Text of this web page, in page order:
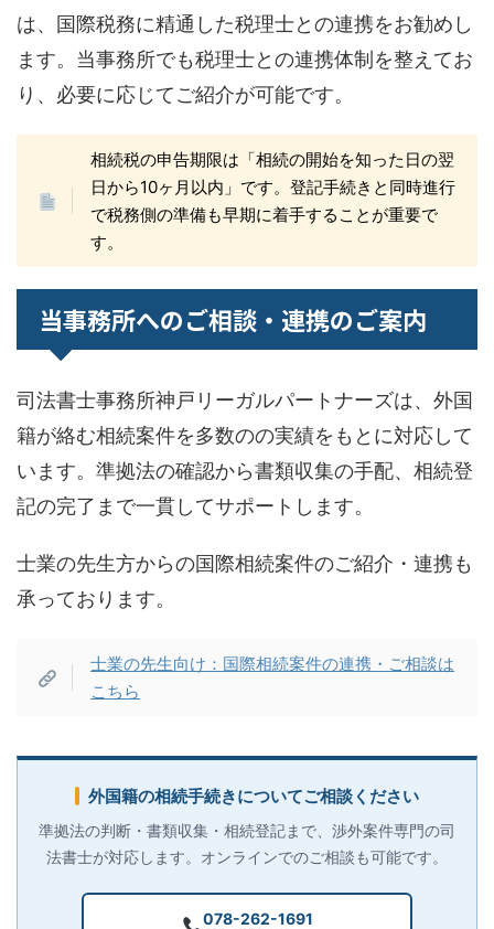
は、国際税務に精通した税理士との連携をお勧めし
ます。当事務所でも税理士との連携体制を整えてお
り、必要に応じてご紹介が可能です。
相続税の申告期限は「相続の開始を知った日の翌
日から10ヶ月以内」です。登記手続きと同時進行
で税務側の準備も早期に着手することが重要で
す。
当事務所へのご相談・連携のご案内
司法書士事務所神戸リーガルパートナーズは、外国
籍が絡む相続案件を多数のの実績をもとに対応して
います。準拠法の確認から書類収集の手配、相続登
記の完了まで一貫してサポートします。
士業の先生方からの国際相続案件のご紹介・連携も
承っております。
士業の先生向け：国際相続案件の連携・ご相談は
こちら
外国籍の相続手続きについてご相談ください
準拠法の判断・書類収集・相続登記まで、渉外案件専門の司
法書士が対応します。オンラインでのご相談も可能です。
078-262-1691